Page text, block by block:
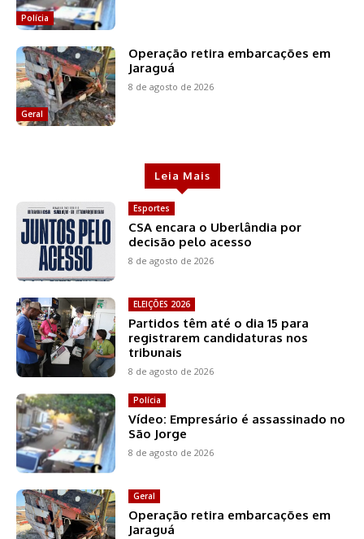
Polícia
Geral
Operação retira embarcações em
Jaraguá
8 de agosto de 2026
Leia Mais
Esportes
CSA encara o Uberlândia por
decisão pelo acesso
8 de agosto de 2026
ELEIÇÕES 2026
Partidos têm até o dia 15 para
registrarem candidaturas nos
tribunais
8 de agosto de 2026
Polícia
Vídeo: Empresário é assassinado no
São Jorge
8 de agosto de 2026
Geral
Operação retira embarcações em
Jaraguá